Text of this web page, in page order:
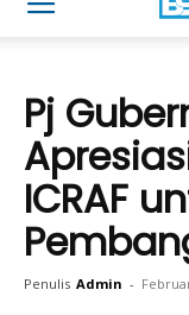
Pj
ICRAF
Penulis Admin -